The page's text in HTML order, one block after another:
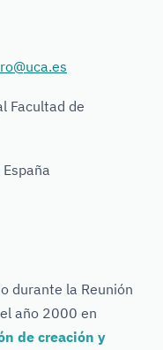
Facultad de
durante la Reunión
año 2000 en
de creación y